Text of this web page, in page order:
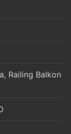
Railing Balkon